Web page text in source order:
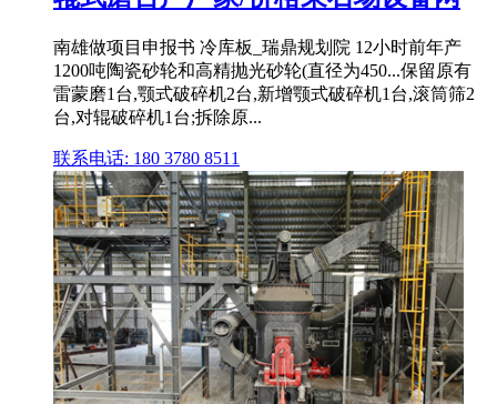
南雄做项目申报书 冷库板_瑞鼎规划院 12小时前年产
1200吨陶瓷砂轮和高精抛光砂轮(直径为450...保留原有
雷蒙磨1台,颚式破碎机2台,新增颚式破碎机1台,滚筒筛2
台,对辊破碎机1台;拆除原...
联系电话: 180 3780 8511